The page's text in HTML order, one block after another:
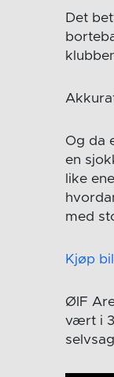
Det
Og da
en
like
med
Kjøp
ØIF
vært i